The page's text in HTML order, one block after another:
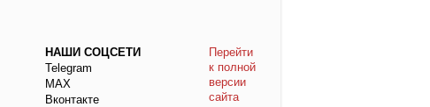
НАШИ СОЦСЕТИ
Telegram
МАХ
Вконтакте
Перейти
к полной
версии
сайта